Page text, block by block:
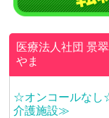
医療法人社団 景
やま
☆オンコールな
介護施設≫